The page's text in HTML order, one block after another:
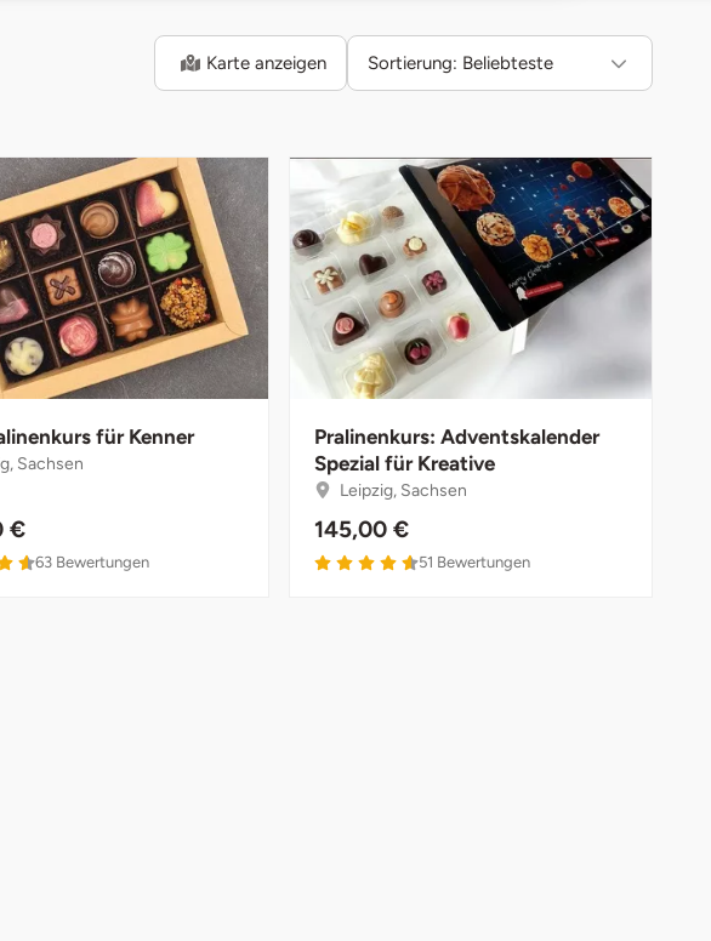
Karte anzeigen Sortierung: Beliebteste
für Kenner
Sachsen
€
63 Bewertungen
Pralinenkurs: Adventskalender
Spezial für Kreative
Leipzig, Sachsen
145,00 €
51 Bewertungen